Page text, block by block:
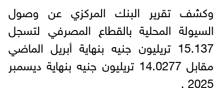
وكشف تقرير البنك المركزي عن وصول
السيولة المحلية بالقطاع المصرفي لتسجل
15.137 تريليون جنيه بنهاية أبريل الماضي
مقابل 14.0277 تريليون جنيه بنهاية ديسمبر
2025 .